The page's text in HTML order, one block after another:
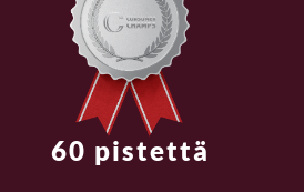
60 pistettä